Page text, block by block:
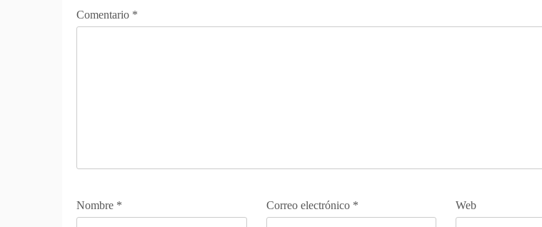
Comentario *
Nombre * Correo electrónico * Web